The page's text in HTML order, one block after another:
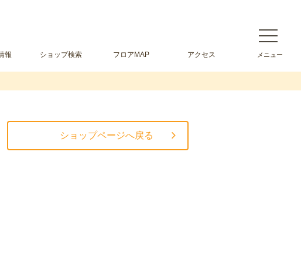
報 ショップ検索 フロアMAP アクセス
ショップページへ戻る